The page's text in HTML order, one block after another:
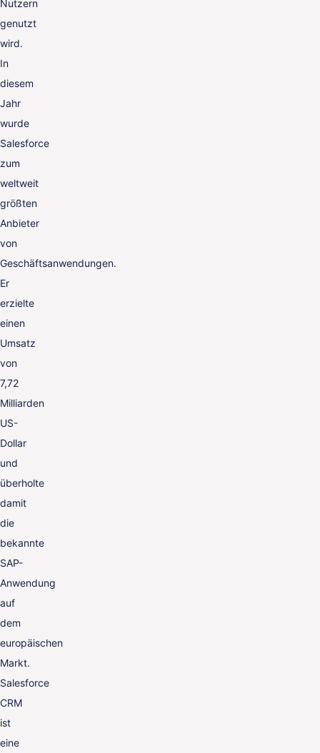
Nutzern
genutzt
wird.
In
diesem
Jahr
wurde
Salesforce
zum
weltweit
größten
Anbieter
von
Geschäftsanwendungen.
Er
erzielte
einen
Umsatz
von
7,72
Milliarden
US-
Dollar
und
überholte
damit
die
bekannte
SAP-
Anwendung
auf
dem
europäischen
Markt.
Salesforce
CRM
ist
eine